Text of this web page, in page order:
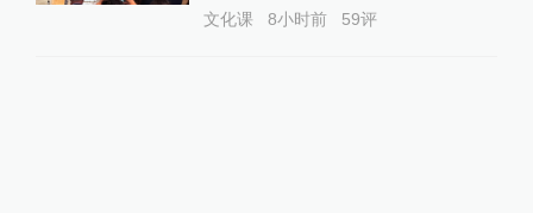
文化课 8小时前 59评